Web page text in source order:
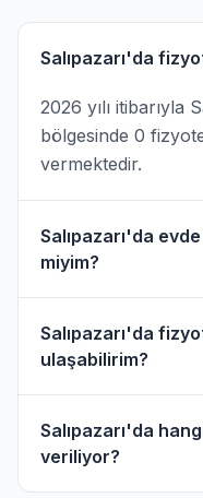
Salıpazarı'da
2026 yılı itibarıyla
bölgesinde 0
vermektedir.
Salıpazarı'da
miyim?
hizmeti sunan
Evde hizmet
fizyoterapistleri
Salıpazarı'da
ulaşabilirim?
sayfasından
doğrudan iletişime
Salıpazarı'da
veriliyor?